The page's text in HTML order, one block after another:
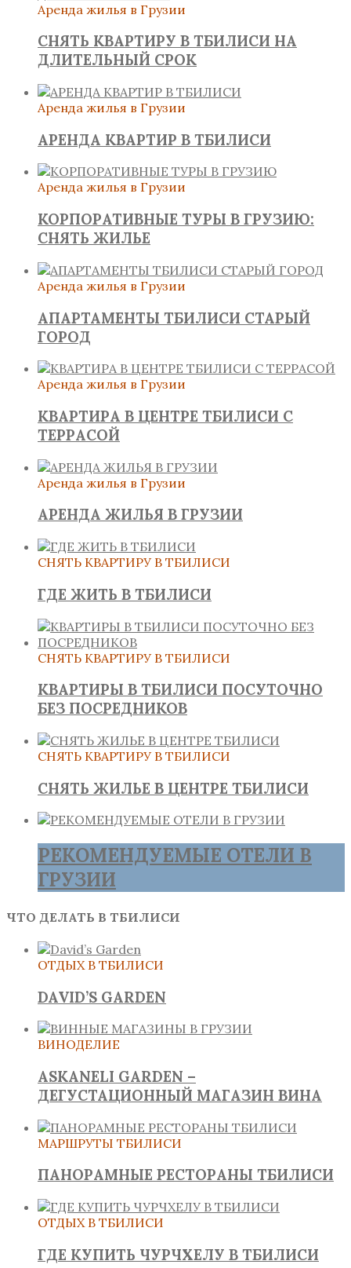
Аренда жилья в Грузии
СНЯТЬ КВАРТИРУ В ТБИЛИСИ НА
ДЛИТЕЛЬНЫЙ СРОК
Аренда жилья в Грузии
АРЕНДА КВАРТИР В ТБИЛИСИ
Аренда жилья в Грузии
КОРПОРАТИВНЫЕ ТУРЫ В ГРУЗИЮ:
СНЯТЬ ЖИЛЬЕ
Аренда жилья в Грузии
АПАРТАМЕНТЫ ТБИЛИСИ СТАРЫЙ
ГОРОД
Аренда жилья в Грузии
КВАРТИРА В ЦЕНТРЕ ТБИЛИСИ С
ТЕРРАСОЙ
Аренда жилья в Грузии
АРЕНДА ЖИЛЬЯ В ГРУЗИИ
СНЯТЬ КВАРТИРУ В ТБИЛИСИ
ГДЕ ЖИТЬ В ТБИЛИСИ
СНЯТЬ КВАРТИРУ В ТБИЛИСИ
КВАРТИРЫ В ТБИЛИСИ ПОСУТОЧНО
БЕЗ ПОСРЕДНИКОВ
СНЯТЬ КВАРТИРУ В ТБИЛИСИ
СНЯТЬ ЖИЛЬЕ В ЦЕНТРЕ ТБИЛИСИ
РЕКОМЕНДУЕМЫЕ ОТЕЛИ В
ГРУЗИИ
ЧТО ДЕЛАТЬ В ТБИЛИСИ
ОТДЫХ В ТБИЛИСИ
DAVID’S GARDEN
ВИНОДЕЛИЕ
ASKANELI GARDEN –
ДЕГУСТАЦИОННЫЙ МАГАЗИН ВИНА
МАРШРУТЫ ТБИЛИСИ
ПАНОРАМНЫЕ РЕСТОРАНЫ ТБИЛИСИ
ОТДЫХ В ТБИЛИСИ
ГДЕ КУПИТЬ ЧУРЧХЕЛУ В ТБИЛИСИ